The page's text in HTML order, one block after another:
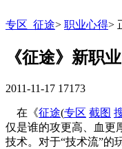
专区_征途> 职业心得>
《征途》新职
2011-11-17 17173
在《征途(专区 截图
仅是谁的攻更高、血更
技术。对于“技术流”的